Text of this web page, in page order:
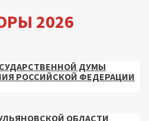
2026
ДУМЫ
РОССИЙСКОЙ ФЕДЕРАЦИИ
ОБЛАСТИ